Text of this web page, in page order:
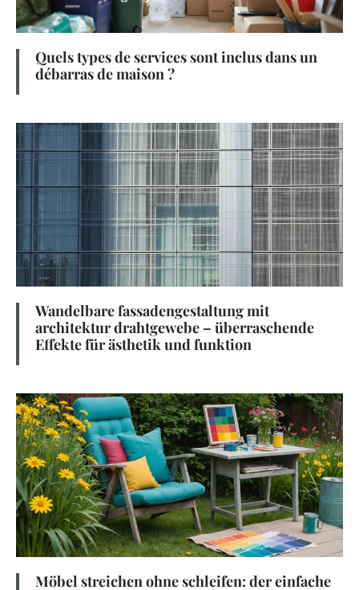
Quels types de services sont inclus dans un
débarras de maison ?
Wandelbare fassadengestaltung mit
architektur drahtgewebe – überraschende
Effekte für ästhetik und funktion
Möbel streichen ohne schleifen: der einfache